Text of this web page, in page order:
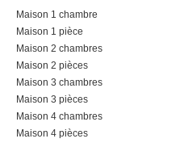
Maison 1 chambre
Maison 1 pièce
Maison 2 chambres
Maison 2 pièces
Maison 3 chambres
Maison 3 pièces
Maison 4 chambres
Maison 4 pièces